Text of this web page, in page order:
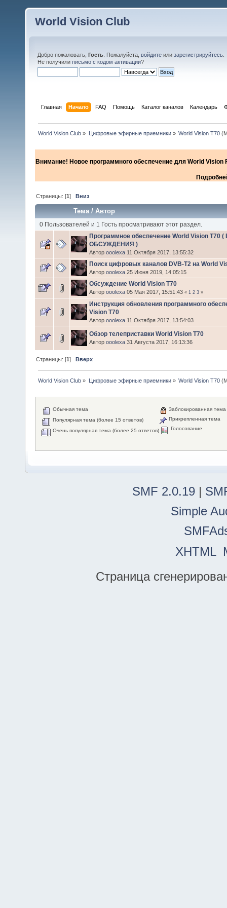
World Vision Club
Добро пожаловать, Гость . Пожалуйста, войдите или зарегистрируйтесь
Не получили письмо с кодом активации?
Главная Начало FAQ Помощь Каталог каналов Календарь
World Vision Club » Цифровые эфирные приемники» World Vision T70
Внимание! Новое программного обеспечение для World
Страницы: [1]Вниз
Тема /Автор
0 Пользователей и 1 Гость просматривают этот раздел.
Программное обеспечение World Vision Т70 (
ОБСУЖДЕНИЯ )
Автор ooolexa 11 Октября 2017, 13:55:32
Поиск цифровых каналов DVB-T2 на World
Автор ooolexa 25 Июня 2019, 14:05:15
Обсуждение World Vision T70
Автор ooolexa 05 Мая 2017, 15:51:43 « 1 2 3 »
Инструкция обновления программного
Vision Т70
Автор ooolexa 11 Октября 2017, 13:54:03
Обзор телеприставки World Vision T70
Автор ooolexa 31 Августа 2017, 16:13:36
Страницы: [1]Вверх
World Vision Club » Цифровые эфирные приемники» World Vision T70
Обычная тема
Популярная тема (более 15 ответов)
Очень популярная тема (более 25 ответов)
Заблокированная тема
Прикрепленная тема
Голосование
SMF 2.0.19 |
Simple
XHTML
Страница